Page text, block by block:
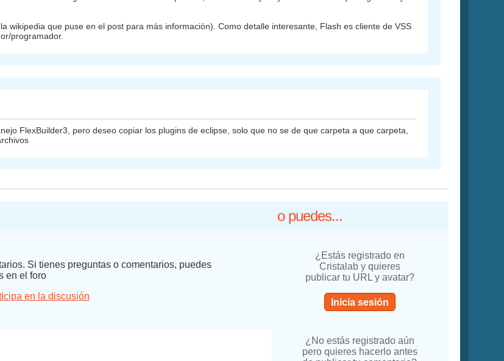
wikipedia que puse en el post para más información). Como detalle interesante, Flash es cliente de VSS
programador.
FlexBuilder3, pero deseo copiar los plugins de eclipse, solo que no se de que carpeta a que carpeta,
Si tienes preguntas o comentarios, puedes
en el foro
en la discusión
o puedes...
¿Estás registrado en
Cristalab y quieres
publicar tu URL y avatar?
Inicia sesión
¿No estás registrado aún
pero quieres hacerlo antes